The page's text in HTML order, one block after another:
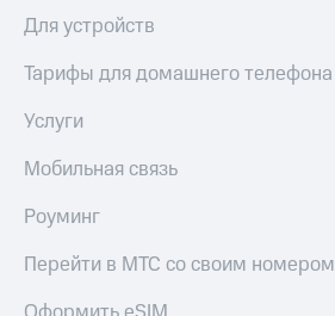
Для устройств
Тарифы для домашнего телефона
Услуги
Мобильная связь
Роуминг
Перейти в МТС со своим номером